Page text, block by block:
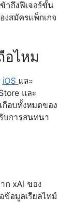
าถึงฟีเจอร์ขั้น
งสมัครแพ็กเกจ
อไหม
iOS และ
และ
กือบทั้งหมดของ
บการสนทนา
ก xAI ของ
ข้อมูลเรียลไทม์